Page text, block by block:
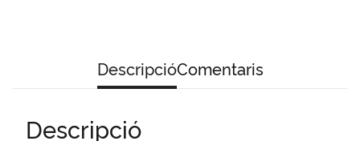
DescripcióComentaris
Descripció